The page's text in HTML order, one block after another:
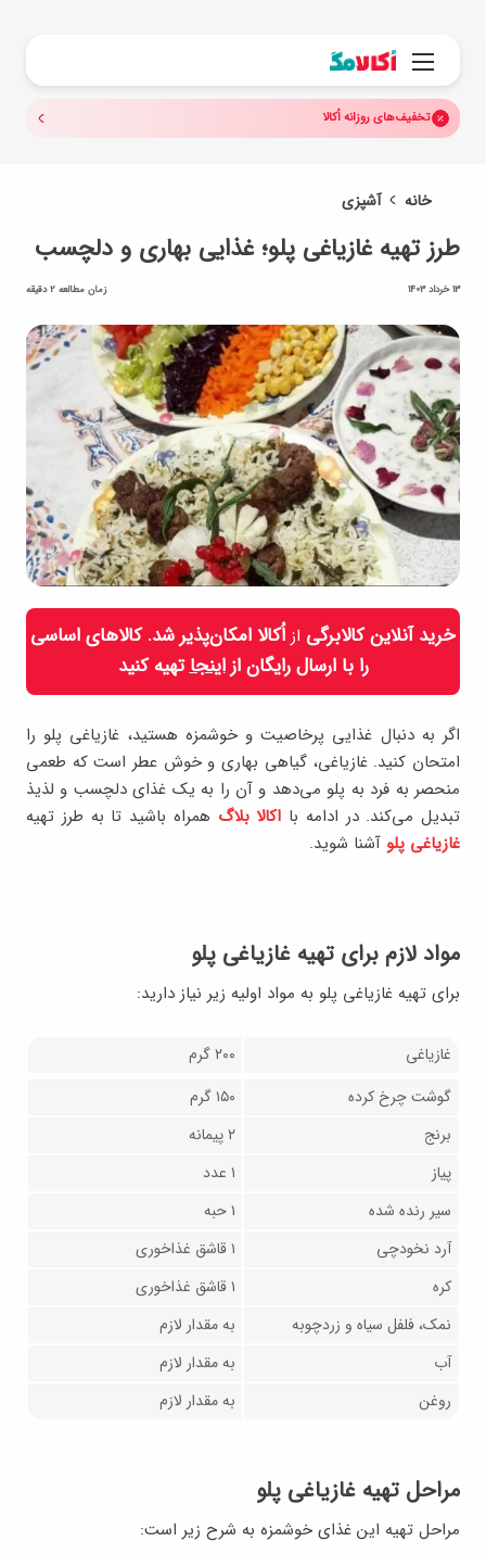
منو
تخفیف‌های روزانه اُکالا
خانه آشپزی
طرز تهیه غازیاغی پلو؛ غذایی بهاری و دلچسب
13 خرداد 1403 زمان مطالعه 2 دقیقه
خرید آنلاین کالابرگی از اُکالا امکان‌پذیر شد. کالاهای اساسی
را با ارسال رایگان ازاینجاتهیه کنید
اگر به دنبال غذایی پرخاصیت و خوشمزه هستید، غازیاغی پلو را
امتحان کنید. غازیاغی، گیاهی بهاری و خوش عطر است که طعمی
منحصر به فرد به پلو می‌دهد و آن را به یک غذای دلچسب و لذیذ
تبدیل می‌کند. در ادامه با اکالا بلاگ همراه باشید تا به طرز تهیه
غازیاغی پلو آشنا شوید.
مواد لازم برای تهیه غازیاغی پلو
برای تهیه غازیاغی پلو به مواد اولیه زیر نیاز دارید:
غازیاغی
۲۰۰ گرم
گوشت چرخ کرده
۱۵۰ گرم
برنج
۲ پیمانه
پیاز
۱ عدد
سیر رنده شده
۱ حبه
آرد نخودچی
۱ قاشق غذاخوری
کره
۱ قاشق غذاخوری
نمک، فلفل سیاه و زردچوبه
به مقدار لازم
آب
به مقدار لازم
روغن
به مقدار لازم
مراحل تهیه غازیاغی پلو
مراحل تهیه این غذای خوشمزه به شرح زیر است: